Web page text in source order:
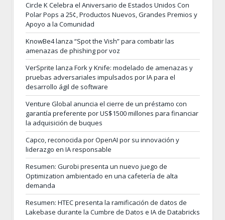
Circle K Celebra el Aniversario de Estados Unidos Con
Polar Pops a 25¢, Productos Nuevos, Grandes Premios y
Apoyo a la Comunidad
KnowBe4 lanza “Spot the Vish” para combatir las
amenazas de phishing por voz
VerSprite lanza Fork y Knife: modelado de amenazas y
pruebas adversariales impulsados por IA para el
desarrollo ágil de software
Venture Global anuncia el cierre de un préstamo con
garantía preferente por US$1500 millones para financiar
la adquisición de buques
Capco, reconocida por OpenAI por su innovación y
liderazgo en IA responsable
Resumen: Gurobi presenta un nuevo juego de
Optimization ambientado en una cafetería de alta
demanda
Resumen: HTEC presenta la ramificación de datos de
Lakebase durante la Cumbre de Datos e IA de Databricks